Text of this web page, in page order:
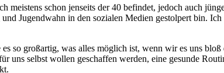
Strategien
für
Leben
als
meistens schon jenseits der 40 befindet, jedoch auch
Jugendwahn in den sozialen Medien gestolpert bin.
so großartig, was alles möglich ist, wenn wir es uns
uns selbst wollen geschaffen werden, eine gesunde